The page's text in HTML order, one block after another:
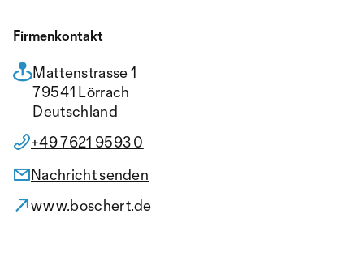
Firmenkontakt
Mattenstrasse 1
79541 Lörrach
Deutschland
+49 7621 9593 0
Nachricht senden
www.boschert.de